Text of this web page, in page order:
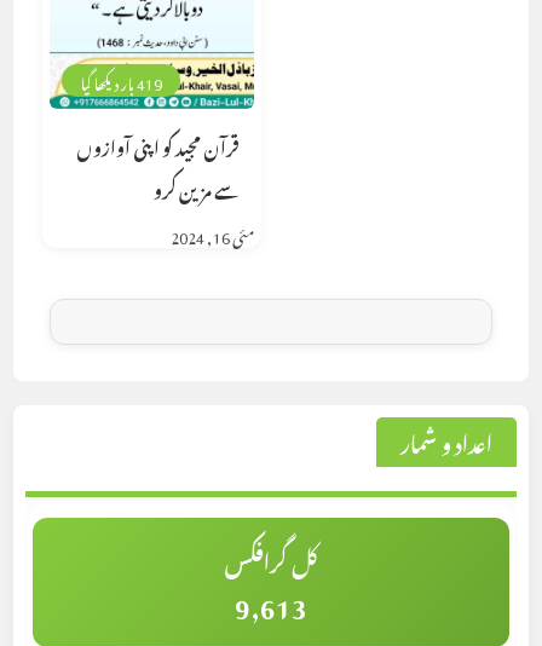
419 بار دیکھا گیا
قرآن مجید کو اپنی آوازوں
سے مزین کرو
مئی 16, 2024
اعداد و شمار
کل گرافکس
9,613